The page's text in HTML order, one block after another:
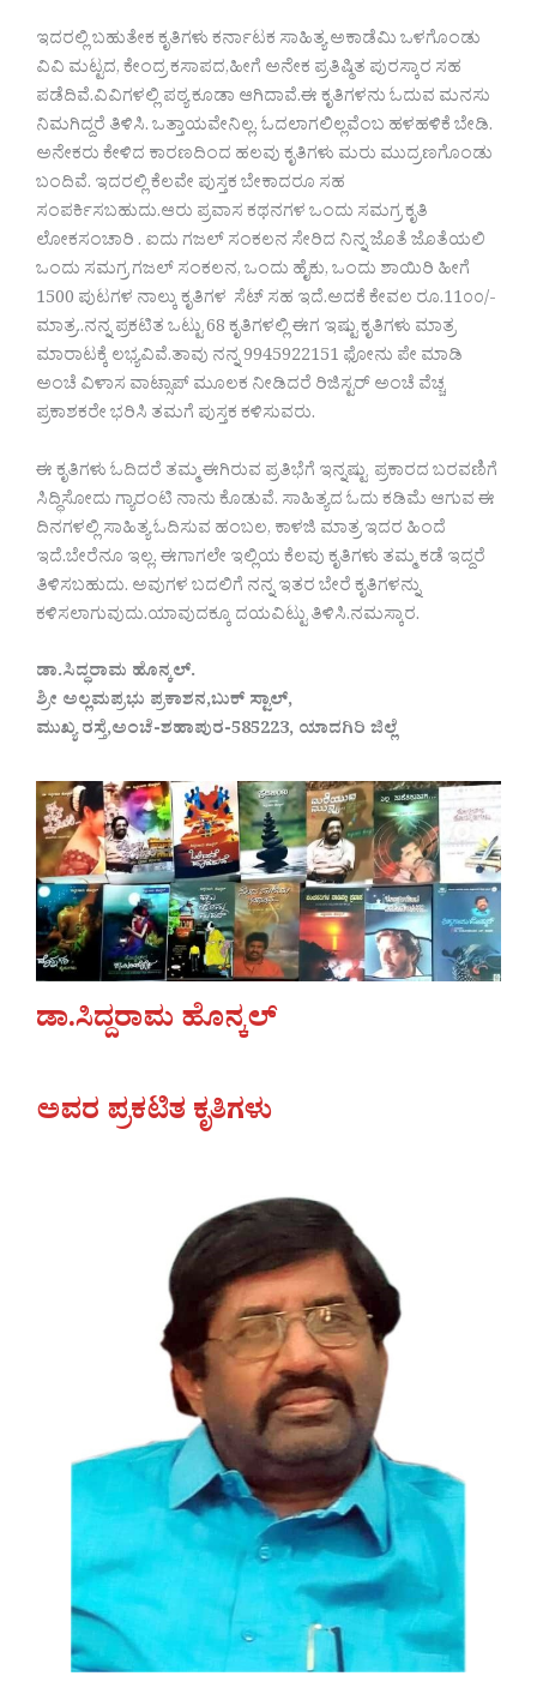
ಇದರಲ್ಲಿ ಬಹುತೇಕ ಕೃತಿಗಳು ಕರ್ನಾಟಕ ಸಾಹಿತ್ಯ ಅಕಾಡೆಮಿ ಒಳಗೊಂಡು
ವಿವಿ ಮಟ್ಟದ, ಕೇಂದ್ರ ಕಸಾಪದ,ಹೀಗೆ ಅನೇಕ ಪ್ರತಿಷ್ಠಿತ ಪುರಸ್ಕಾರ ಸಹ
ಪಡೆದಿವೆ.ವಿವಿಗಳಲ್ಲಿ ಪಠ್ಯ ಕೂಡಾ ಆಗಿದಾವೆ.ಈ ಕೃತಿಗಳನು ಓದುವ ಮನಸು
ನಿಮಗಿದ್ದರೆ ತಿಳಿಸಿ. ಒತ್ತಾಯವೇನಿಲ್ಲ. ಓದಲಾಗಲಿಲ್ಲವೆಂಬ ಹಳಹಳಿಕೆ ಬೇಡಿ.
ಅನೇಕರು ಕೇಳಿದ ಕಾರಣದಿಂದ ಹಲವು ಕೃತಿಗಳು ಮರು ಮುದ್ರಣಗೊಂಡು
ಬಂದಿವೆ. ಇದರಲ್ಲಿ ಕೆಲವೇ ಪುಸ್ತಕ ಬೇಕಾದರೂ ಸಹ
ಸಂಪರ್ಕಿಸಬಹುದು.ಆರು ಪ್ರವಾಸ ಕಥನಗಳ ಒಂದು ಸಮಗ್ರ ಕೃತಿ
ಲೋಕಸಂಚಾರಿ . ಐದು ಗಜಲ್ ಸಂಕಲನ ಸೇರಿದ ನಿನ್ನ ಜೊತೆ ಜೊತೆಯಲಿ
ಒಂದು ಸಮಗ್ರ ಗಜಲ್ ಸಂಕಲನ, ಒಂದು ಹೈಕು, ಒಂದು ಶಾಯಿರಿ ಹೀಗೆ
1500 ಪುಟಗಳ ನಾಲ್ಕು ಕೃತಿಗಳ ಸೆಟ್ ಸಹ ಇದೆ.ಅದಕೆ ಕೇವಲ ರೂ.11೦೦/-
ಮಾತ್ರ..ನನ್ನ ಪ್ರಕಟಿತ ಒಟ್ಟು 68 ಕೃತಿಗಳಲ್ಲಿ ಈಗ ಇಷ್ಟು ಕೃತಿಗಳು ಮಾತ್ರ
ಮಾರಾಟಕ್ಕೆ ಲಭ್ಯವಿವೆ.ತಾವು ನನ್ನ 9945922151 ಫೋನು ಪೇ ಮಾಡಿ
ಅಂಚೆ ವಿಳಾಸ ವಾಟ್ಸಾಪ್ ಮೂಲಕ ನೀಡಿದರೆ ರಿಜಿಸ್ಟರ್ ಅಂಚೆ ವೆಚ್ಚ
ಪ್ರಕಾಶಕರೇ ಭರಿಸಿ ತಮಗೆ ಪುಸ್ತಕ ಕಳಿಸುವರು.
ಈ ಕೃತಿಗಳು ಓದಿದರೆ ತಮ್ಮ ಈಗಿರುವ ಪ್ರತಿಭೆಗೆ ಇನ್ನಷ್ಟು ಪ್ರಕಾರದ ಬರವಣಿಗೆ
ಸಿದ್ಧಿಸೋದು ಗ್ಯಾರಂಟಿ ನಾನು ಕೊಡುವೆ. ಸಾಹಿತ್ಯದ ಓದು ಕಡಿಮೆ ಆಗುವ ಈ
ದಿನಗಳಲ್ಲಿ ಸಾಹಿತ್ಯ ಓದಿಸುವ ಹಂಬಲ, ಕಾಳಜಿ ಮಾತ್ರ ಇದರ ಹಿಂದೆ
ಇದೆ.ಬೇರೆನೂ ಇಲ್ಲ. ಈಗಾಗಲೇ ಇಲ್ಲಿಯ ಕೆಲವು ಕೃತಿಗಳು ತಮ್ಮ ಕಡೆ ಇದ್ದರೆ
ತಿಳಿಸಬಹುದು. ಅವುಗಳ ಬದಲಿಗೆ ನನ್ನ ಇತರ ಬೇರೆ ಕೃತಿಗಳನ್ನು
ಕಳಿಸಲಾಗುವುದು.ಯಾವುದಕ್ಕೂ ದಯವಿಟ್ಟು ತಿಳಿಸಿ.ನಮಸ್ಕಾರ.
ಡಾ.ಸಿದ್ಧರಾಮ ಹೊನ್ಕಲ್.
ಶ್ರೀ ಅಲ್ಲಮಪ್ರಭು ಪ್ರಕಾಶನ,ಬುಕ್ ಸ್ಟಾಲ್,
ಮುಖ್ಯ ರಸ್ತೆ,ಅಂಚೆ-ಶಹಾಪುರ-585223, ಯಾದಗಿರಿ ಜಿಲ್ಲೆ
ಡಾ.ಸಿದ್ದರಾಮ ಹೊನ್ಕಲ್
ಅವರ ಪ್ರಕಟಿತ ಕೃತಿಗಳು